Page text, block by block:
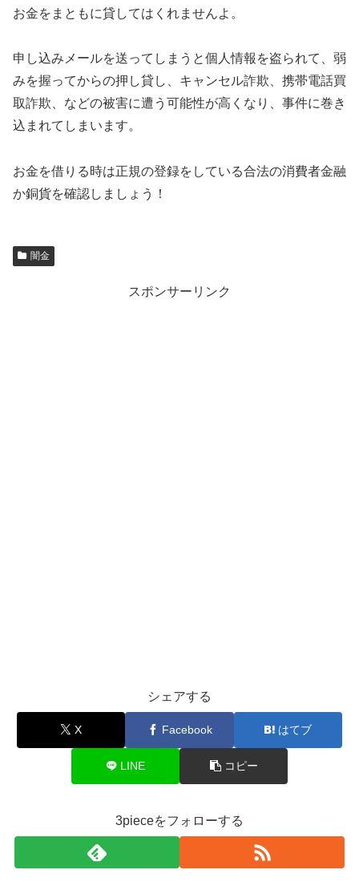
お金をまともに貸してはくれませんよ。
申し込みメールを送ってしまうと個人情報を盗られて、弱
みを握ってからの押し貸し、キャンセル詐欺、携帯電話買
取詐欺、などの被害に遭う可能性が高くなり、事件に巻き
込まれてしまいます。
お金を借りる時は正規の登録をしている合法の消費者金融
か銅貨を確認しましょう！
闇金
スポンサーリンク
シェアする
X Facebook はてブ
LINE コピー
3pieceをフォローする